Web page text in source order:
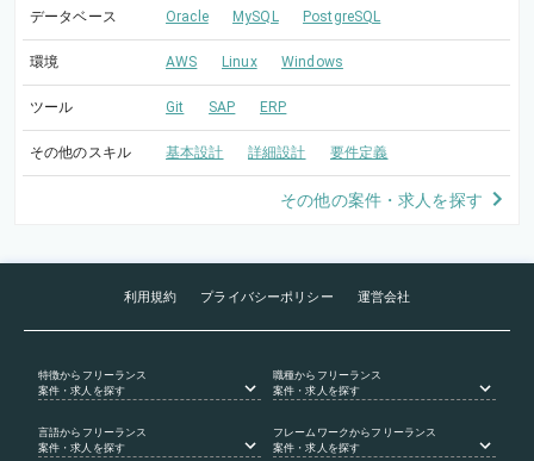
データベース Oracle MySQL PostgreSQL
環境 AWS Linux Windows
ツール Git SAP ERP
その他のスキル 基本設計 詳細設計 要件定義
その他の案件・求人を探す
利用規約 プライバシーポリシー 運営会社
特徴からフリーランス
案件・求人を探す
職種からフリーランス
案件・求人を探す
言語からフリーランス
案件・求人を探す
フレームワークからフリーランス
案件・求人を探す